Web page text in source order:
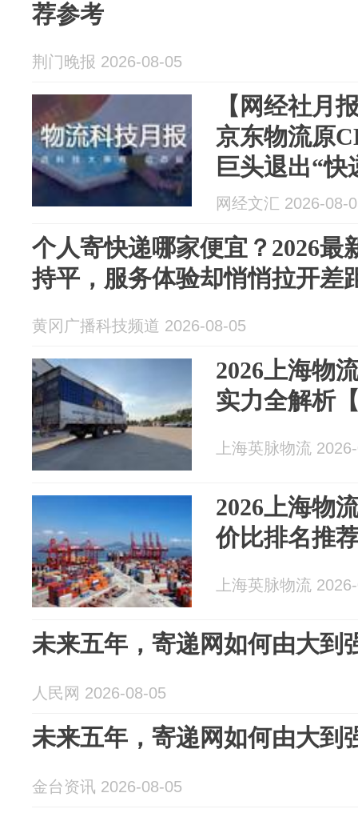
荐参考
荆门晚报 2026-08-05
【网经社月
京东物流原
巨头退出“快
网经文汇 2026-08-
个人寄快递哪家便宜？2026最
持平，服务体验却悄悄拉开差
黄冈广播科技频道 2026-08-05
2026上海物
实力全解析
上海英脉物流
2026上海物
价比排名推
上海英脉物流
未来五年，寄递网如何由大到
人民网 2026-08-05
未来五年，寄递网如何由大到
金台资讯 2026-08-05